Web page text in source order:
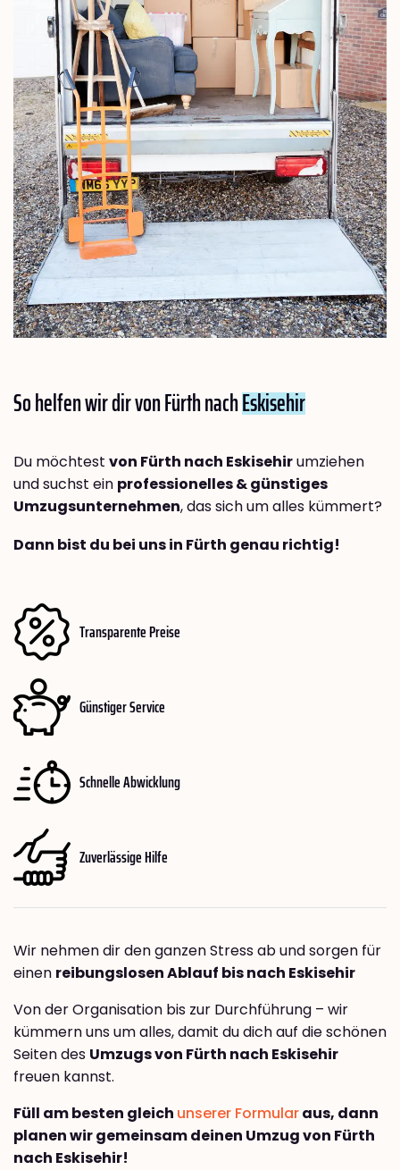
So helfen wir dir von Fürth nachEskisehir
Du möchtest von Fürth nach Eskisehirumziehen
und suchst ein professionelles & günstiges
Umzugsunternehmen, das sich um alles kümmert?
Dann bist du bei uns in Fürth genau richtig!
Transparente Preise
Günstiger Service
Schnelle Abwicklung
Zuverlässige Hilfe
Wir nehmen dir den ganzen Stress ab und sorgen für
einen reibungslosen Ablauf bis nach Eskisehir
Von der Organisation bis zur Durchführung – wir
kümmern uns um alles, damit du dich auf die schönen
Seiten des Umzugs von Fürth nach Eskisehir
freuen kannst.
Füll am besten gleich unserer Formularaus, dann
planen wir gemeinsam deinen Umzug von Fürth
nach Eskisehir!